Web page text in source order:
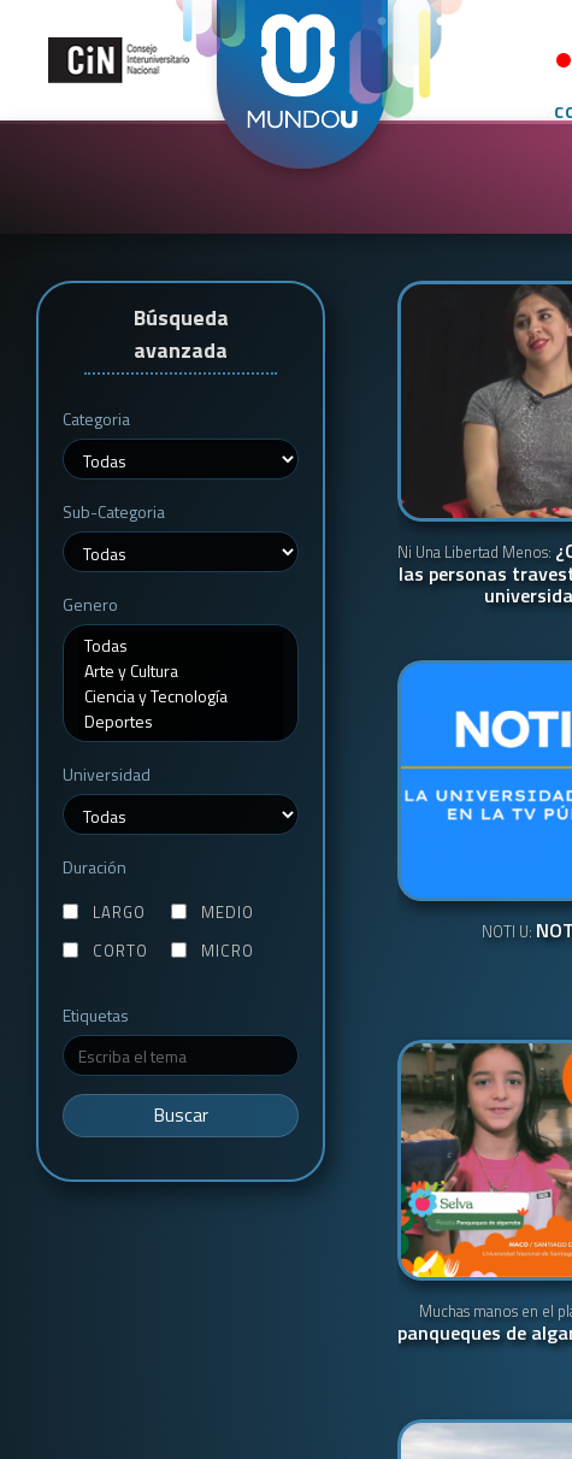
Ni Una Libertad Menos:
las personas
NOTI U:
Muchas manos en el
panqueques de
Búsqueda
avanzada
Categoria
Sub-Categoria
Genero
Universidad
Duración
LARGO
MEDIO
CORTO
MICRO
Etiquetas
Buscar